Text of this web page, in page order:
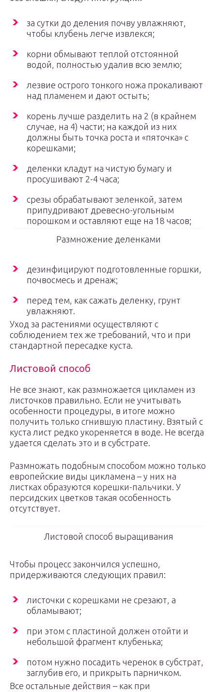
за сутки до деления почву увлажняют,
чтобы клубень легче извлекся;
корни обмывают теплой отстоянной
водой, полностью удалив всю землю;
лезвие острого тонкого ножа прокаливают
над пламенем и дают остыть;
корень лучше разделить на 2 (в крайнем
случае, на 4) части; на каждой из них
должны быть точка роста и «пяточка» с
корешками;
деленки кладут на чистую бумагу и
просушивают 2-4 часа;
срезы обрабатывают зеленкой, затем
припудривают древесно-угольным
порошком и оставляют еще на 18 часов;
Размножение деленками
дезинфицируют подготовленные горшки,
почвосмесь и дренаж;
перед тем, как сажать деленку, грунт
увлажняют.
Уход за растениями осуществляют с
соблюдением тех же требований, что и при
стандартной пересадке куста.
Листовой способ
Не все знают, как размножается цикламен из
листочков правильно. Если не учитывать
особенности процедуры, в итоге можно
получить только сгнившую пластину. Взятый с
куста лист редко укореняется в воде. Не всегда
удается сделать это и в субстрате.
Размножать подобным способом можно только
европейские виды цикламена – у них на
листках образуются корешки-пальчики. У
персидских цветков такая особенность
отсутствует.
Листовой способ выращивания
Чтобы процесс закончился успешно,
придерживаются следующих правил:
листочки с корешками не срезают, а
обламывают;
при этом с пластиной должен отойти и
небольшой фрагмент клубенька;
потом нужно посадить черенок в субстрат,
заглубив его, и прикрыть парничком.
Все остальные действия – как при